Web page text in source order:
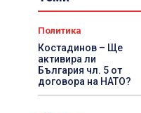
Политика
Костадинов – Ще
активира ли
България чл. 5 от
договора на НАТО?